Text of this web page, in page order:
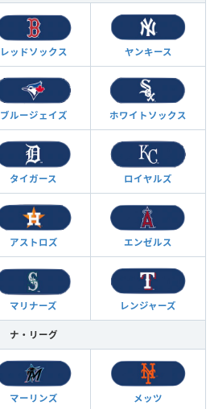
レッドソックス ヤンキース
ブルージェイズ ホワイトソックス
タイガース ロイヤルズ
アストロズ エンゼルス
マリナーズ レンジャーズ
ナ・リーグ
マーリンズ メッツ